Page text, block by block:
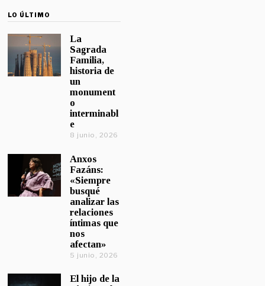
LO ÚLTIMO
La
Sagrada
Familia,
historia de
un
monument
o
interminabl
e
8 junio, 2026
Anxos
Fazáns:
«Siempre
busqué
analizar las
relaciones
íntimas que
nos
afectan»
5 junio, 2026
El hijo de la